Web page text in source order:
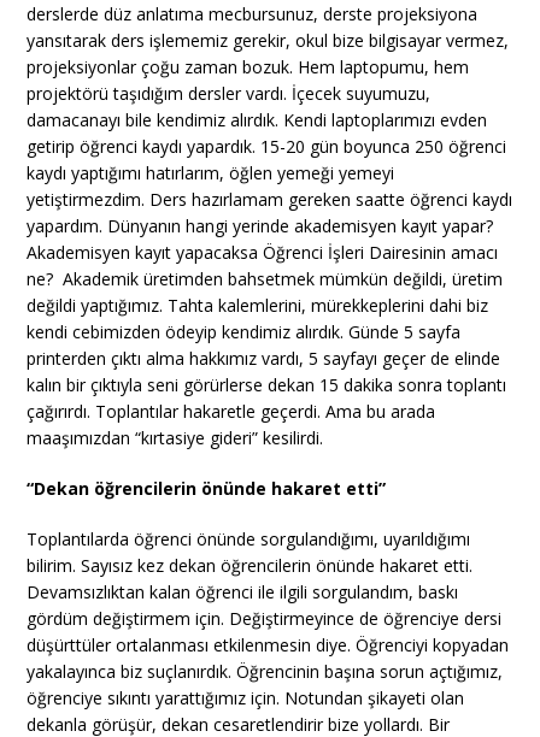
derslerde düz anlatıma mecbursunuz, derste projeksiyona
yansıtarak ders işlememiz gerekir, okul bize bilgisayar vermez,
projeksiyonlar çoğu zaman bozuk. Hem laptopumu, hem
projektörü taşıdığım dersler vardı. İçecek suyumuzu,
damacanayı bile kendimiz alırdık. Kendi laptoplarımızı evden
getirip öğrenci kaydı yapardık. 15-20 gün boyunca 250 öğrenci
kaydı yaptığımı hatırlarım, öğlen yemeği yemeyi
yetiştirmezdim. Ders hazırlamam gereken saatte öğrenci kaydı
yapardım. Dünyanın hangi yerinde akademisyen kayıt yapar?
Akademisyen kayıt yapacaksa Öğrenci İşleri Dairesinin amacı
ne? Akademik üretimden bahsetmek mümkün değildi, üretim
değildi yaptığımız. Tahta kalemlerini, mürekkeplerini dahi biz
kendi cebimizden ödeyip kendimiz alırdık. Günde 5 sayfa
printerden çıktı alma hakkımız vardı, 5 sayfayı geçer de elinde
kalın bir çıktıyla seni görürlerse dekan 15 dakika sonra toplantı
çağırırdı. Toplantılar hakaretle geçerdi. Ama bu arada
maaşımızdan “kırtasiye gideri” kesilirdi.
“Dekan öğrencilerin önünde hakaret etti”
Toplantılarda öğrenci önünde sorgulandığımı, uyarıldığımı
bilirim. Sayısız kez dekan öğrencilerin önünde hakaret etti.
Devamsızlıktan kalan öğrenci ile ilgili sorgulandım, baskı
gördüm değiştirmem için. Değiştirmeyince de öğrenciye dersi
düşürttüler ortalanması etkilenmesin diye. Öğrenciyi kopyadan
yakalayınca biz suçlanırdık. Öğrencinin başına sorun açtığımız,
öğrenciye sıkıntı yarattığımız için. Notundan şikayeti olan
dekanla görüşür, dekan cesaretlendirir bize yollardı. Bir